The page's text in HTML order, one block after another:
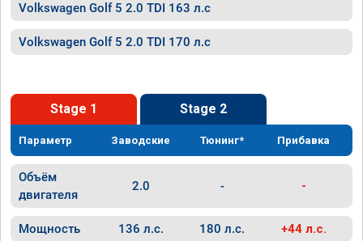
Volkswagen Golf 5 2.0 TDI 163 л.с
Volkswagen Golf 5 2.0 TDI 170 л.с
Stage 1 Stage 2
Параметр Заводские Тюнинг* Прибавка
Объём
двигателя
2.0 - -
Мощность 136 л.с. 180 л.с. +44 л.с.